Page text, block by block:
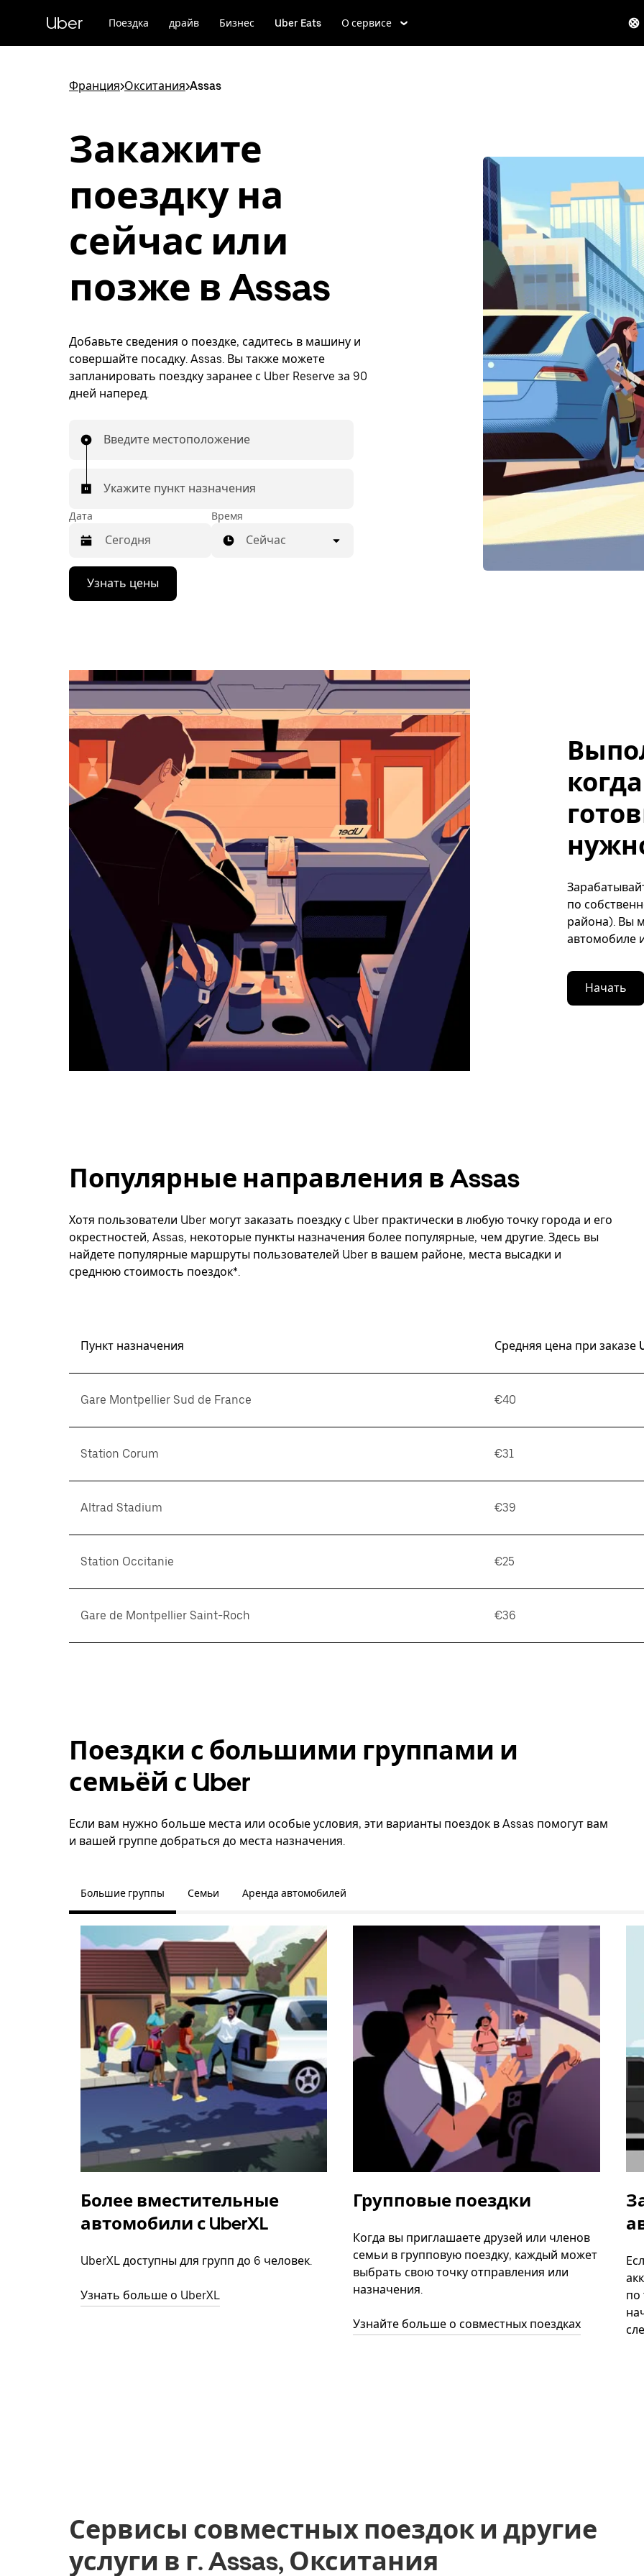
к
Uber Поездка драйв Бизнес Uber Eats О сервисе
Франция>Окситания>Assas
Закажите
поездку на
сейчас или
позже в Assas
Добавьте сведения о поездке, садитесь в машину и
совершайте посадку. Assas. Вы также можете
запланировать поездку заранее с Uber Reserve за 90
дней наперед.
Введите местоположение
Укажите пункт назначения
Дата
Нажмите
стрелку
вниз,
выбрать
дату.
закрыть
календарь,
нажмите
Esc.
Время
Сейчас
Узнать цены
по
района). Вы
автомобиле
Начать
Популярные направления в Assas
Хотя пользователи Uber могут заказать поездку с Uber практически в любую точку города и его
окрестностей, Assas, некоторые пункты назначения более популярные, чем другие. Здесь вы
найдете популярные маршруты пользователей Uber в вашем районе, места высадки и
среднюю стоимость поездок*.
Пункт назначения Средняя цена при заказе
Gare Montpellier Sud de France €40
Station Corum €31
Altrad Stadium €39
Station Occitanie €25
Gare de Montpellier Saint-Roch €36
Поездки с большими группами и
семьёй с Uber
Если вам нужно больше места или особые условия, эти варианты поездок в Assas помогут вам
и вашей группе добраться до места назначения.
Большие группы Семьи Аренда автомобилей
Более вместительные
автомобили с UberXL
UberXL доступны для групп до 6 человек.
Узнать больше о UberXL
Групповые поездки
Когда вы приглашаете друзей или членов
семьи в групповую поездку, каждый может
выбрать свою точку отправления или
назначения.
Узнайте больше о совместных поездках
по
Сервисы совместных поездок и другие
услуги в г. Assas, Окситания